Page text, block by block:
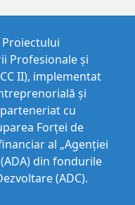
Profesionale și
II), implementat
şi
cu
Forței de
al „Agenției
din fondurile
(ADC).